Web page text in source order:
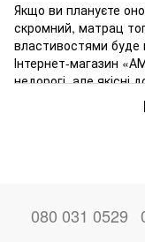
Якщо ви плануєте
скромний, матрац
властивостями буде
Інтернет-магазин
недорогі, але
яким може
080 031 0529